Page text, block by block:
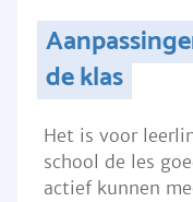
de klas
Het is voor
school de les
actief kunnen